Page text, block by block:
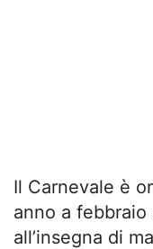
Il Carnevale è
anno a
all’insegna di